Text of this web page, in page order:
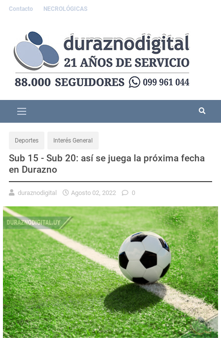
Contacto NECROLÓGICAS
Deportes Interés General
Sub 15 - Sub 20: así se juega la próxima fecha
en Durazno
duraznodigital Agosto 02, 2022 0